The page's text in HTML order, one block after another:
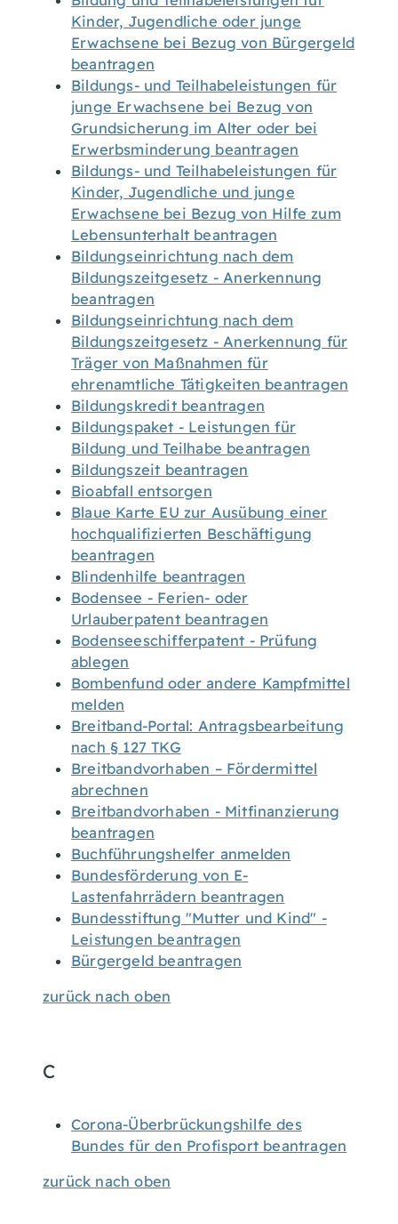
Kinder, Jugendliche oder junge
Erwachsene bei Bezug von Bürgergeld
beantragen
Bildungs- und Teilhabeleistungen für
junge Erwachsene bei Bezug von
Grundsicherung im Alter oder bei
Erwerbsminderung beantragen
Bildungs- und Teilhabeleistungen für
Kinder, Jugendliche und junge
Erwachsene bei Bezug von Hilfe zum
Lebensunterhalt beantragen
Bildungseinrichtung nach dem
Bildungszeitgesetz - Anerkennung
beantragen
Bildungseinrichtung nach dem
Bildungszeitgesetz - Anerkennung für
Träger von Maßnahmen für
ehrenamtliche Tätigkeiten beantragen
Bildungskredit beantragen
Bildungspaket - Leistungen für
Bildung und Teilhabe beantragen
Bildungszeit beantragen
Bioabfall entsorgen
Blaue Karte EU zur Ausübung einer
hochqualifizierten Beschäftigung
beantragen
Blindenhilfe beantragen
Bodensee - Ferien- oder
Urlauberpatent beantragen
Bodenseeschifferpatent - Prüfung
ablegen
Bombenfund oder andere Kampfmittel
melden
Breitband-Portal: Antragsbearbeitung
nach § 127 TKG
Breitbandvorhaben – Fördermittel
abrechnen
Breitbandvorhaben - Mitfinanzierung
beantragen
Buchführungshelfer anmelden
Bundesförderung von E-
Lastenfahrrädern beantragen
Bundesstiftung "Mutter und Kind" -
Leistungen beantragen
Bürgergeld beantragen
zurück nach oben
C
Corona-Überbrückungshilfe des
Bundes für den Profisport beantragen
zurück nach oben